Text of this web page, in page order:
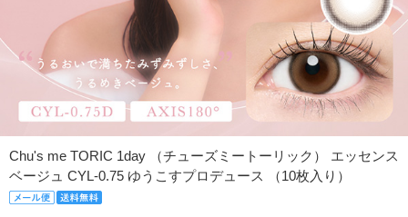
Chu's me TORIC 1day （チューズミートーリック） エッセンス
ベージュ CYL-0.75 ゆうこすプロデュース （10枚入り）